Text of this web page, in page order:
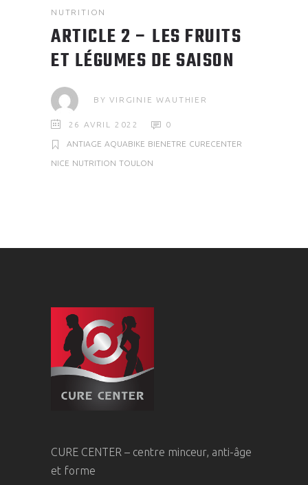
NUTRITION
ARTICLE 2 – LES FRUITS
ET LÉGUMES DE SAISON
BYVIRGINIE WAUTHIER
26 AVRIL 2022 0
ANTIAGE AQUABIKE BIENETRE CURECENTER
NICE NUTRITION TOULON
CURE CENTER – centre minceur, anti-âge
et forme